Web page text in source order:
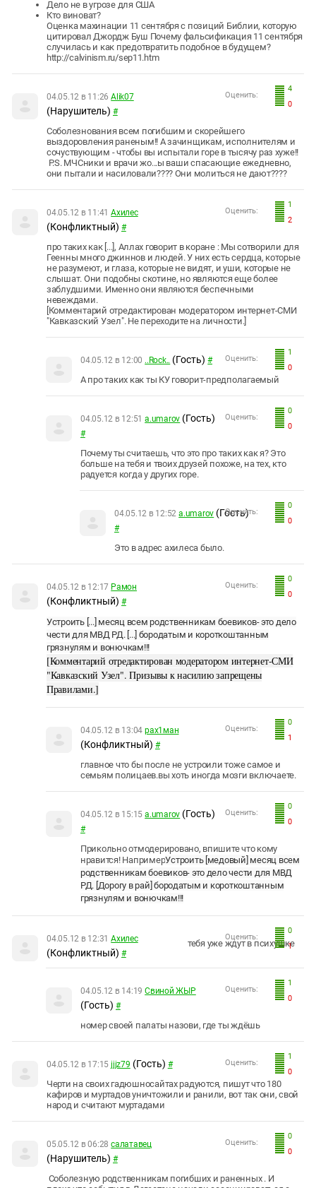
Дело не в угрозе для США
Кто виноват?
Оценка махинации 11 сентября с позиций Библии, которую
цитировал Джордж Буш Почему фальсификация 11 сентября
случилась и как предотвратить подобное в будущем?
http://calvinism.ru/sep11.htm
4
0
Оценить:
04.05.12 в 11:26 Alik07
(Нарушитель) #
Соболезнования всем погибшим и скорейшего
выздоровления раненым!! А зачинщикам, исполнителям и
сочуствующим - чтобы вы испытали горе в тысячу раз хуже!!
P.S. МЧСники и врачи жо...ы ваши спасающие ежедневно,
они пытали и насиловали???? Они молиться не дают????
1
2
Оценить:
04.05.12 в 11:41 Aхилес
(Конфликтный) #
про таких как [...], Аллах говорит в коране : Мы сотворили для
Геенны много джиннов и людей. У них есть сердца, которые
не разумеют, и глаза, которые не видят, и уши, которые не
слышат. Они подобны скотине, но являются еще более
заблудшими. Именно они являются беспечными
невеждами.
[Комментарий отредактирован модератором интернет-СМИ
"Кавказский Узел". Не переходите на личности.]
1
0
Оценить:
04.05.12 в 12:00 ..Rock.. (Гость) #
А про таких как ты КУ говорит-предполагаемый
0
0
Оценить:
04.05.12 в 12:51 a.umarov (Гость)
#
Почему ты считаешь, что это про таких как я? Это
больше на тебя и твоих друзей похоже, на тех, кто
радуется когда у других горе.
0
0
Оценить:
04.05.12 в 12:52 a.umarov (Гость)
#
Это в адрес ахилеса было.
0
0
Оценить:
04.05.12 в 12:17 Рамон
(Конфликтный) #
Устроить [...] месяц всем родственникам боевиков- это дело
чести для МВД РД. [...] бородатым и короткоштанным
грязнулям и вонючкам!!!
[Комментарий отредактирован модератором интернет-СМИ
"Кавказский Узел". Призывы к насилию запрещены
Правилами.]
0
1
Оценить:
04.05.12 в 13:04 рах1ман
(Конфликтный) #
главное что бы после не устроили тоже самое и
семьям полицаев.вы хоть иногда мозги включаете.
0
0
Оценить:
04.05.12 в 15:15 a.umarov (Гость)
#
Прикольно отмодерировано, впишите что кому
нравится! НапримерУстроить [медовый] месяц всем
родственникам боевиков- это дело чести для МВД
РД. [Дорогу в рай] бородатым и короткоштанным
грязнулям и вонючкам!!!
0
1
Оценить:
04.05.12 в 12:31 Aхилес
(Конфликтный) #
тебя уже ждут в психушке
1
0
Оценить:
04.05.12 в 14:19 Свиной ЖЫР
(Гость) #
номер своей палаты назови, где ты ждёшь
1
0
Оценить:
04.05.12 в 17:15 jjjz79 (Гость) #
Черти на своих гадюшносайтах радуются, пишут что 180
кафиров и муртадов уничтожили и ранили, вот так они, свой
народ и считают муртадами
0
0
Оценить:
05.05.12 в 06:28 салатавец
(Нарушитель) #
Соболезную родственникам погибших и раненных . И